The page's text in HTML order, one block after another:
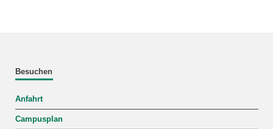
Besuchen
Anfahrt
Campusplan